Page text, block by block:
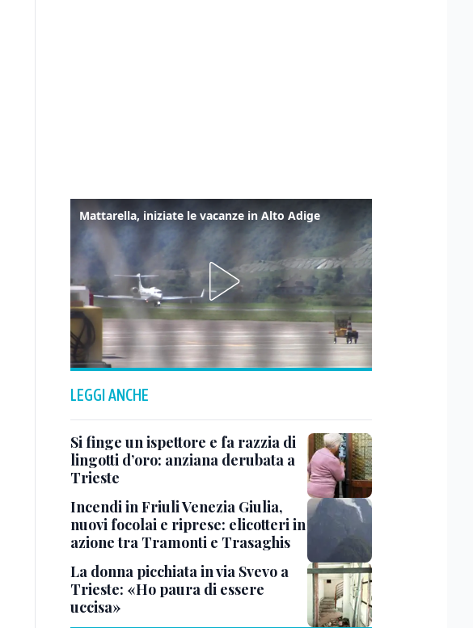
Mattarella, iniziate le vacanze in Alto Adige
LEGGI ANCHE
Si finge un ispettore e fa razzia di
lingotti d’oro: anziana derubata a
Trieste
Incendi in Friuli Venezia Giulia,
nuovi focolai e riprese: elicotteri in
azione tra Tramonti e Trasaghis
La donna picchiata in via Svevo a
Trieste: «Ho paura di essere
uccisa»